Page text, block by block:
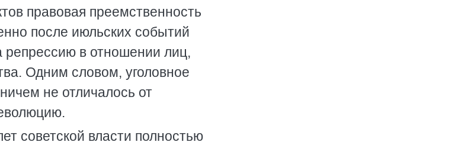
правовая преемственность
после июльских событий
репрессию в отношении лиц,
Одним словом, уголовное
не отличалось от
советской власти полностью